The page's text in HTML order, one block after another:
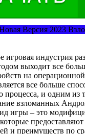
Версия 2023
индустрия
выходит все
на
все больше
процесса, и одним из
взломанных
игры – это
и преимуществ по